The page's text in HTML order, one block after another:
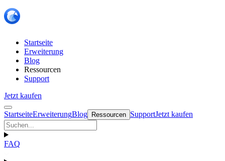
Startseite
Erweiterung
Blog
Ressourcen
Support
Jetzt kaufen
StartseiteErweiterungBlog Ressourcen SupportJetzt kaufen
FAQ